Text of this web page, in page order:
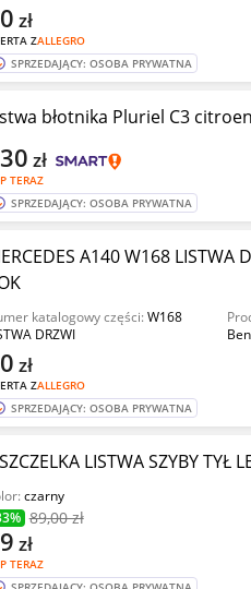
ZALLEGRO
zł
SPRZEDAJĄCY: OSOBA PRYWATNA
błotnika Pluriel C3
TERAZ
zł
SPRZEDAJĄCY: OSOBA PRYWATNA
A140 W168 LISTWA
katalogowy części:W168
DRZWI
ZALLEGRO
zł
SPRZEDAJĄCY: OSOBA PRYWATNA
LISTWA SZYBY TYŁ
czarny
89,00 zł
TERAZ
zł